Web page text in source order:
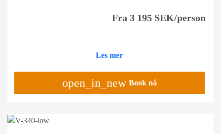
Fra 3 195 SEK/person
Les mer
open_in_new Book nå